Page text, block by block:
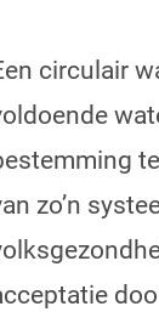
circulair
zo’n